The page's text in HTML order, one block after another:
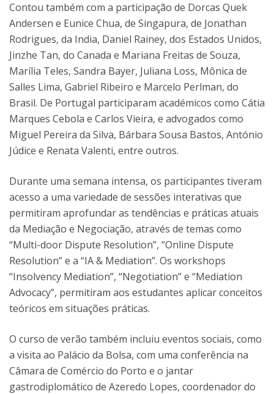
Contou também com a participação de Dorcas Quek
Andersen e Eunice Chua, de Singapura, de Jonathan
Rodrigues, da India, Daniel Rainey, dos Estados Unidos,
Jinzhe Tan, do Canada e Mariana Freitas de Souza,
Marília Teles, Sandra Bayer, Juliana Loss, Mônica de
Salles Lima, Gabriel Ribeiro e Marcelo Perlman, do
Brasil. De Portugal participaram académicos como Cátia
Marques Cebola e Carlos Vieira, e advogados como
Miguel Pereira da Silva, Bárbara Sousa Bastos, António
Júdice e Renata Valenti, entre outros.
Durante uma semana intensa, os participantes tiveram
acesso a uma variedade de sessões interativas que
permitiram aprofundar as tendências e práticas atuais
da Mediação e Negociação, através de temas como
“Multi-door Dispute Resolution”, “Online Dispute
Resolution” e a “IA & Mediation”. Os workshops
“Insolvency Mediation”, “Negotiation” e “Mediation
Advocacy”, permitiram aos estudantes aplicar conceitos
teóricos em situações práticas.
O curso de verão também incluiu eventos sociais, como
a visita ao Palácio da Bolsa, com uma conferência na
Câmara de Comércio do Porto e o jantar
gastrodiplomático de Azeredo Lopes, coordenador do